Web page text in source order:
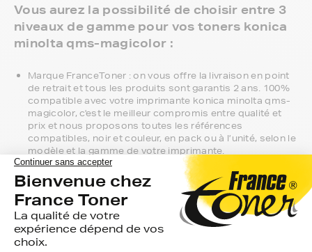
Vous aurez la possibilité de choisir entre 3
niveaux de gamme pour vos toners konica
minolta qms-magicolor :
Marque FranceToner : on vous offre la livraison en point
de retrait et tous les produits sont garantis 2 ans. 100%
compatible avec votre imprimante konica minolta qms-
magicolor, c'est le meilleur compromis entre qualité et
prix et nous proposons toutes les références
compatibles, noir et couleur, en pack ou à l’unité, selon le
modèle et la gamme de votre imprimante.
Gamme 1er Prix : compatibles avec votre imprimante
konica minolta qms-magicolor, ces produits sans
marque sont ceux de notre gamme discount.
Marque constructeur : si vous avez l'habitude d'aller
chercher vos toners konica minolta qms-magicolor en
magasin, gagnez du temps en vous faisant livrer
directement chez vous.